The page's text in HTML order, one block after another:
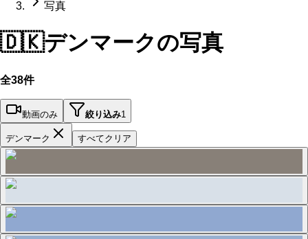
写真
🇩🇰デンマークの写真
全38件
動画のみ 絞り込み1
デンマーク すべてクリア